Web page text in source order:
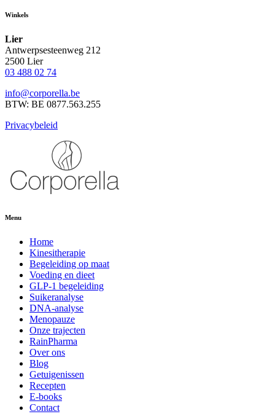
Winkels
Lier
Antwerpsesteenweg 212
2500 Lier
03 488 02 74
info@corporella.be
BTW: BE 0877.563.255
Privacybeleid
Menu
Home
Kinesitherapie
Begeleiding op maat
Voeding en dieet
GLP-1 begeleiding
Suikeranalyse
DNA-analyse
Menopauze
Onze trajecten
RainPharma
Over ons
Blog
Getuigenissen
Recepten
E-books
Contact